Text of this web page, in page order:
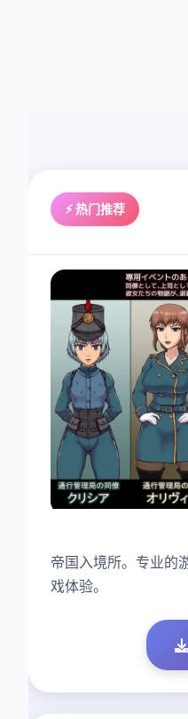
⚡ 热门推荐
帝国入境所。专业的
戏体验。